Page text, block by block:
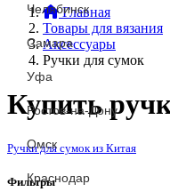
Главная
Товары для вязания
Аксессуары
Ручки для сумок
Купить
Ручки для сумок из Китая
Фильтры
Челябинск
Самара
Уфа
Ростов-на-Дону
Омск
Краснодар